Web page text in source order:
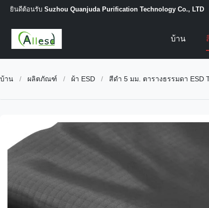
ยินดีต้อนรับ Suzhou Quanjuda Purification Technology Co., LTD
บ้าน
บ้าน / ผลิตภัณฑ์ / ผ้า ESD / สีดำ 5 มม. ตารางธรรมดา ESD